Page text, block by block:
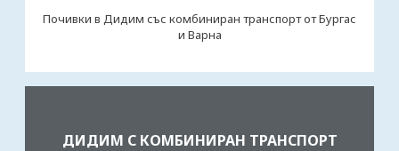
Почивки в Дидим със комбиниран транспорт от Бургас
и Варна
ДИДИМ С КОМБИНИРАН ТРАНСПОРТ